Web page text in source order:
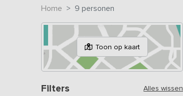
Home 9 personen
Toon op kaart
Filters Alles wissen